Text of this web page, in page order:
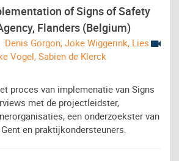
of Signs of Safety
Flanders (Belgium)
Denis Gorgon, Joke Wiggerink, Lies
Vogel, Sabien de Klerck
proces van implemenatie van Signs
met de projectleidster,
een onderzoekster van
en praktijkondersteuners.